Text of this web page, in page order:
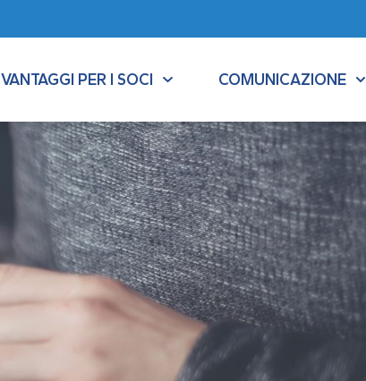
VANTAGGI PER I SOCI COMUNICAZIONE